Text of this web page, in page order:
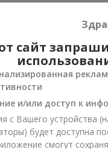
Все
сайт
и/или доступ к
с Вашего устройства
будет доступна
смогут